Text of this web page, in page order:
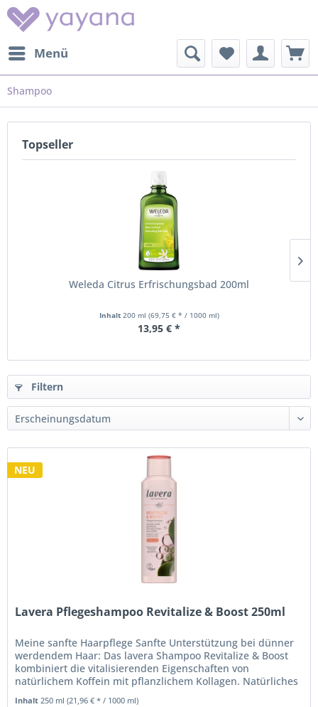
Menü
Shampoo
Topseller
Weleda Citrus Erfrischungsbad 200ml
Inhalt 200 ml (69,75 € * / 1000 ml)
13,95 € *
Filtern
NEU
Lavera Pflegeshampoo Revitalize & Boost 250ml
Meine sanfte Haarpflege Sanfte Unterstützung bei dünner
werdendem Haar: Das lavera Shampoo Revitalize & Boost
kombiniert die vitalisierenden Eigenschaften von
natürlichem Koffein mit pflanzlichem Kollagen. Natürliches
Inhalt250 ml(21,96 € * / 1000 ml)